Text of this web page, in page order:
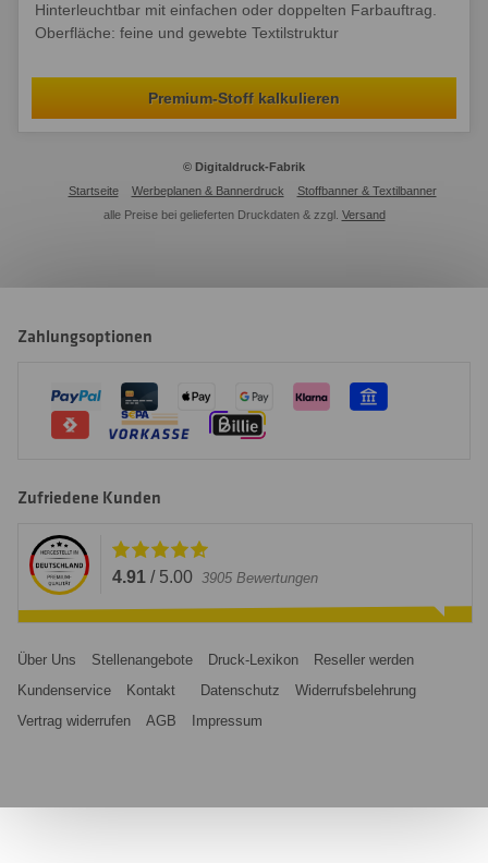
Hinterleuchtbar mit einfachen oder doppelten Farbauftrag.
Oberfläche: feine und gewebte Textilstruktur
Premium-Stoff kalkulieren
© Digitaldruck-Fabrik
Startseite
Werbeplanen & Bannerdruck
Stoffbanner & Textilbanner
alle Preise bei gelieferten Druckdaten & zzgl. Versand
Zahlungsoptionen
Zufriedene Kunden
4.91 / 5.00 3905 Bewertungen
Über Uns Stellenangebote Druck-Lexikon
Reseller werden
Kundenservice
Kontakt Datenschutz
Widerrufsbelehrung
Vertrag widerrufen
AGB Impressum